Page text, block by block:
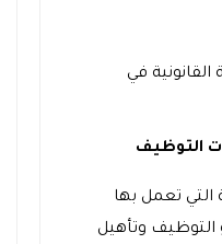
القانونية في
التوظيف
تعمل بها
وتأهيل